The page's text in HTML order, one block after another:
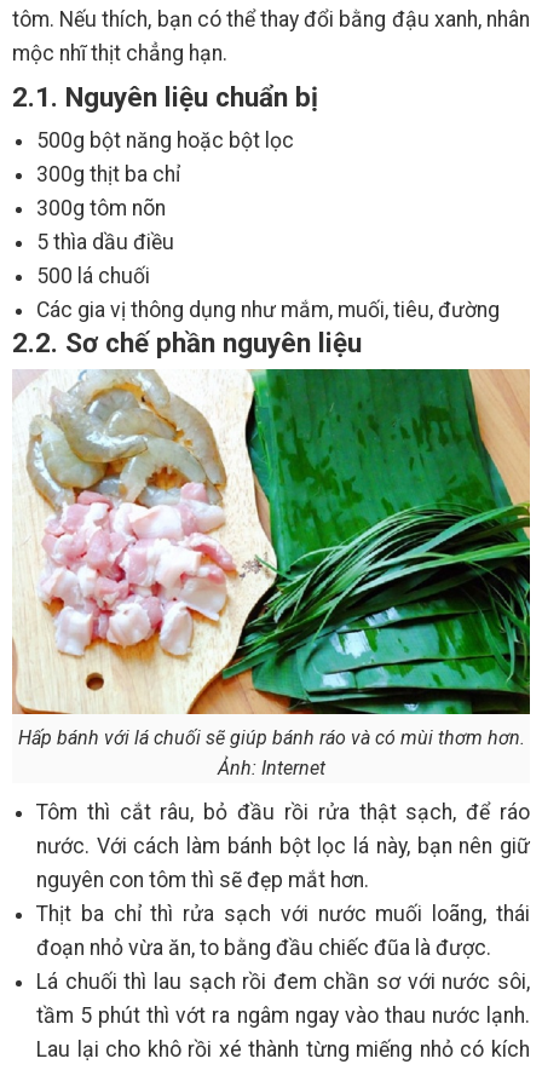
tôm. Nếu thích, bạn có thể thay đổi bằng đậu xanh, nhân
mộc nhĩ thịt chẳng hạn.
2.1. Nguyên liệu chuẩn bị
500g bột năng hoặc bột lọc
300g thịt ba chỉ
300g tôm nõn
5 thìa dầu điều
500 lá chuối
Các gia vị thông dụng như mắm, muối, tiêu, đường
2.2. Sơ chế phần nguyên liệu
Hấp bánh với lá chuối sẽ giúp bánh ráo và có mùi thơm hơn.
Ảnh: Internet
Tôm thì cắt râu, bỏ đầu rồi rửa thật sạch, để ráo
nước. Với cách làm bánh bột lọc lá này, bạn nên giữ
nguyên con tôm thì sẽ đẹp mắt hơn.
Thịt ba chỉ thì rửa sạch với nước muối loãng, thái
đoạn nhỏ vừa ăn, to bằng đầu chiếc đũa là được.
Lá chuối thì lau sạch rồi đem chần sơ với nước sôi,
tầm 5 phút thì vớt ra ngâm ngay vào thau nước lạnh.
Lau lại cho khô rồi xé thành từng miếng nhỏ có kích